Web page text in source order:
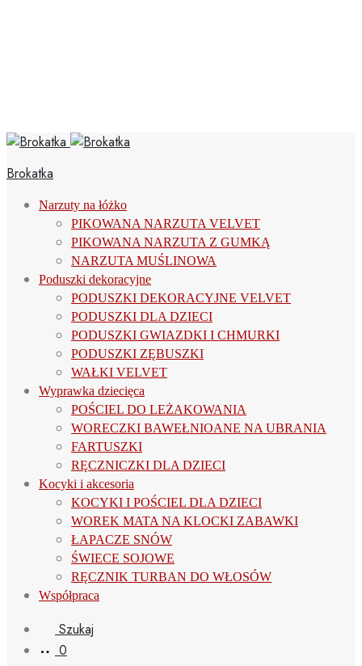
Brokatka
Narzuty na łóżko
PIKOWANA NARZUTA VELVET
PIKOWANA NARZUTA Z GUMKĄ
NARZUTA MUŚLINOWA
Poduszki dekoracyjne
PODUSZKI DEKORACYJNE VELVET
PODUSZKI DLA DZIECI
PODUSZKI GWIAZDKI I CHMURKI
PODUSZKI ZĘBUSZKI
WAŁKI VELVET
Wyprawka dziecięca
POŚCIEL DO LEŻAKOWANIA
WORECZKI BAWEŁNIOANE NA UBRANIA
FARTUSZKI
RĘCZNICZKI DLA DZIECI
Kocyki i akcesoria
KOCYKI I POŚCIEL DLA DZIECI
WOREK MATA NA KLOCKI ZABAWKI
ŁAPACZE SNÓW
ŚWIECE SOJOWE
RĘCZNIK TURBAN DO WŁOSÓW
Współpraca
Szukaj
0